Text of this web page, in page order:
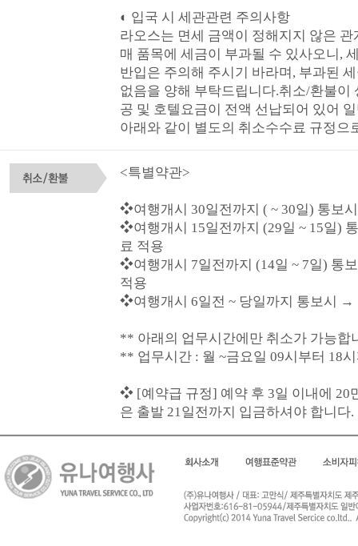
◐ 입국 시 세관관련 주의사항
라오스는 면세 금액이 정해지지 않은
매 품목에 세금이 부과될 수 있사오니,
반입은 주의해 주시기 바라며, 부과된
없음을 양해 부탁드립니다.취소/환불
공 및 호텔요금이 전액 선납되어 있어
아래와 같이 별도의 취소수수료 규정으
<특별약관>
❖여행개시 30일전까지 ( ~ 30일) 통보
❖여행개시 15일전까지 (29일 ~ 15일)
료 적용
❖여행개시 7일전까지 (14일 ~ 7일) 통
적용
❖여행개시 6일전 ~ 당일까지 통보시 →
** 아래의 업무시간에만 취소가 가능합
** 업무시간 : 월 ~금요일 09시부터 18
❖ [예약급 규정] 예약 후 3일 이내에 20
은 출발 21일전까지 입금하셔야 합니다.